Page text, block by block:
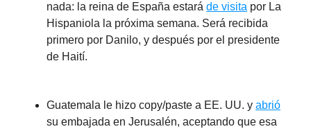
nada: la reina de España estará de visita por La
Hispaniola la próxima semana. Será recibida
primero por Danilo, y después por el presidente
de Haití.
Guatemala le hizo copy/paste a EE. UU. y abrió
su embajada en Jerusalén, aceptando que esa